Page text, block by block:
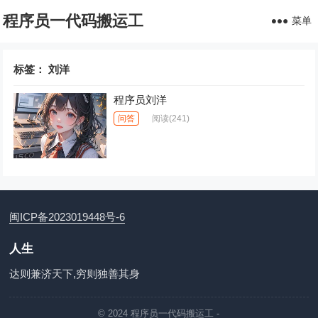
程序员一代码搬运工 菜单
标签：刘洋
程序员刘洋
问答 阅读(241)
闽ICP备2023019448号-6
人生
达则兼济天下,穷则独善其身
© 2024程序员一代码搬运工 -